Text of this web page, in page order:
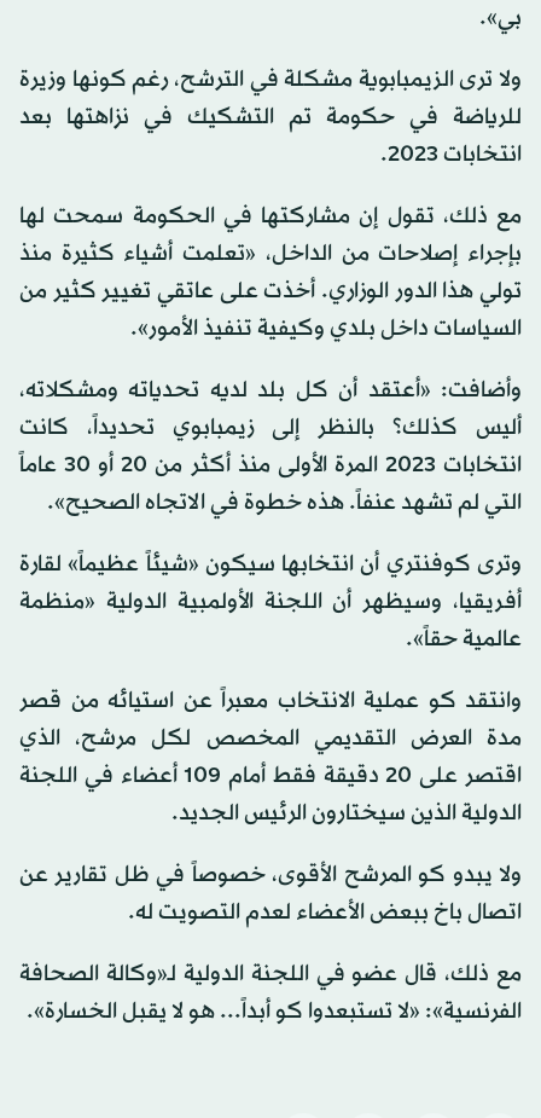
بي».
ولا ترى الزيمبابوية مشكلة في الترشح، رغم كونها وزيرة
للرياضة في حكومة تم التشكيك في نزاهتها بعد
انتخابات 2023.
مع ذلك، تقول إن مشاركتها في الحكومة سمحت لها
بإجراء إصلاحات من الداخل، «تعلمت أشياء كثيرة منذ
تولي هذا الدور الوزاري. أخذت على عاتقي تغيير كثير من
السياسات داخل بلدي وكيفية تنفيذ الأمور».
وأضافت: «أعتقد أن كل بلد لديه تحدياته ومشكلاته،
أليس كذلك؟ بالنظر إلى زيمبابوي تحديداً، كانت
انتخابات 2023 المرة الأولى منذ أكثر من 20 أو 30 عاماً
التي لم تشهد عنفاً. هذه خطوة في الاتجاه الصحيح».
وترى كوفنتري أن انتخابها سيكون «شيئاً عظيماً» لقارة
أفريقيا، وسيظهر أن اللجنة الأولمبية الدولية «منظمة
عالمية حقاً».
وانتقد كو عملية الانتخاب معبراً عن استيائه من قصر
مدة العرض التقديمي المخصص لكل مرشح، الذي
اقتصر على 20 دقيقة فقط أمام 109 أعضاء في اللجنة
الدولية الذين سيختارون الرئيس الجديد.
ولا يبدو كو المرشح الأقوى، خصوصاً في ظل تقارير عن
اتصال باخ ببعض الأعضاء لعدم التصويت له.
مع ذلك، قال عضو في اللجنة الدولية لـ«وكالة الصحافة
الفرنسية»: «لا تستبعدوا كو أبداً... هو لا يقبل الخسارة».